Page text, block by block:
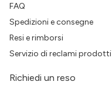
FAQ
Spedizioni e consegne
Resi e rimborsi
Servizio di reclami prodotti
Richiedi un reso